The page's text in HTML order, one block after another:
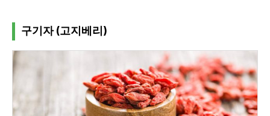
구기자 (고지베리)